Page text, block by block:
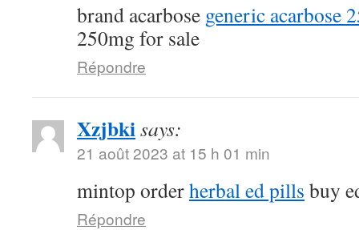
brand acarbose generic acarbose
250mg for sale
Répondre
Xzjbkisays:
21 août 2023 at 15 h 01 min
mintop orderherbal ed pills buy
Répondre